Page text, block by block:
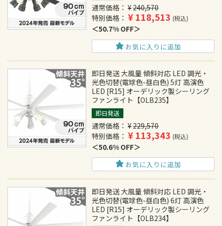
通常価格 ¥240,570
特別価格
¥118,513 税込
50.7% OFF
お気に入りに追加
即日発送 大風量 傾斜対応 LED 調光・
光色切替(電球色-昼白色) 5灯 高演色
LED [R15] オーデリック製シーリング
ファンライト【OLB235】
即日発送
通常価格 ¥229,570
特別価格
¥113,343 税込
50.6% OFF
お気に入りに追加
即日発送 大風量 傾斜対応 LED 調光・
光色切替(電球色-昼白色) 6灯 高演色
LED [R15] オーデリック製シーリング
ファンライト【OLB234】